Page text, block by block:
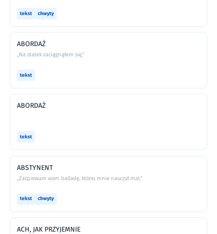
tekst chwyty
ABORDAŻ
„Na statek zaciągnąłem się,”
tekst
ABORDAŻ
tekst
ABSTYNENT
„Zaśpiewam wam balladę, której mnie nauczył mat,”
tekst chwyty
ACH, JAK PRZYJEMNIE